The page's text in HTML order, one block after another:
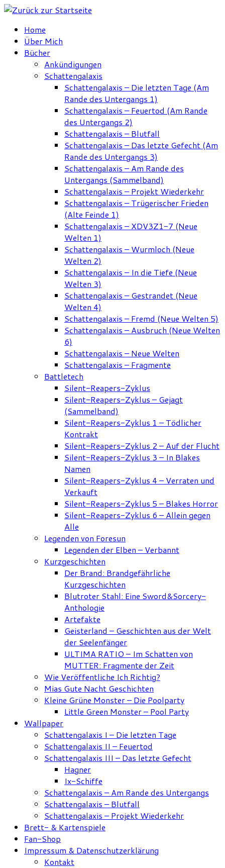
Zum
springenHome
Über Mich
Bücher
Ankündigungen
Schattengalaxis
Schattengalaxis – Die letzten Tage (Am
Rande des Untergangs 1)
Schattengalaxis – Feuertod (Am Rande
des Untergangs 2)
Schattengalaxis – Blutfall
Schattengalaxis – Das letzte Gefecht (Am
Rande des Untergangs 3)
Schattengalaxis – Am Rande des
Untergangs (Sammelband)
Schattengalaxis – Projekt Wiederkehr
Schattengalaxis – Trügerischer Frieden
(Alte Feinde 1)
Schattengalaxis – XDV3Z1-7 (Neue
Welten 1)
Schattengalaxis – Wurmloch (Neue
Welten 2)
Schattengalaxis – In die Tiefe (Neue
Welten 3)
Schattengalaxis – Gestrandet (Neue
Welten 4)
Schattengalaxis – Fremd (Neue Welten 5)
Schattengalaxis – Ausbruch (Neue Welten
6)
Schattengalaxis – Neue Welten
Schattengalaxis – Fragmente
Battletech
Silent-Reapers-Zyklus
Silent-Reapers-Zyklus – Gejagt
(Sammelband)
Silent-Reapers-Zyklus 1 – Tödlicher
Kontrakt
Silent-Reapers-Zyklus 2 – Auf der Flucht
Silent-Reapers-Zyklus 3 – In Blakes
Namen
Silent-Reapers-Zyklus 4 – Verraten und
Verkauft
Silent-Reapers-Zyklus 5 – Blakes Horror
Silent-Reapers-Zyklus 6 – Allein gegen
Alle
Legenden von Foresun
Legenden der Elben – Verbannt
Kurzgeschichten
Der Brand: Brandgefährliche
Kurzgeschichten
Blutroter Stahl: Eine Sword&Sorcery-
Anthologie
Artefakte
Geisterland – Geschichten aus der Welt
der Seelenfänger
ULTIMA RATIO – Im Schatten von
MUTTER: Fragmente der Zeit
Wie Veröffentliche Ich Richtig?
Mias Gute Nacht Geschichten
Kleine Grüne Monster – Die Poolparty
Little Green Monster – Pool Party
Wallpaper
Schattengalaxis I – Die letzten Tage
Schattengalaxis II – Feuertod
Schattengalaxis III – Das letzte Gefecht
Hagner
Ix-Schiffe
Schattengalaxis – Am Rande des Untergangs
Schattengalaxis – Blutfall
Schattengalaxis – Projekt Wiederkehr
Brett- & Kartenspiele
Fan-Shop
Impressum & Datenschutzerklärung
Kontakt